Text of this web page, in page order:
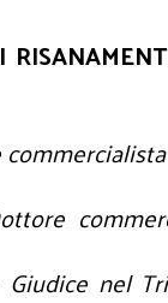
Giudice nel